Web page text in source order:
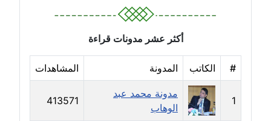
مدونة حسين درمشاكي
عاملة
مدونة حلا عادل
عاملة
مدونة حنان الهواري
أكثر عشر مدونات قراءة
# الكاتب المدونة المشاهدات
1
مدونة محمد عبد
الوهاب
413571